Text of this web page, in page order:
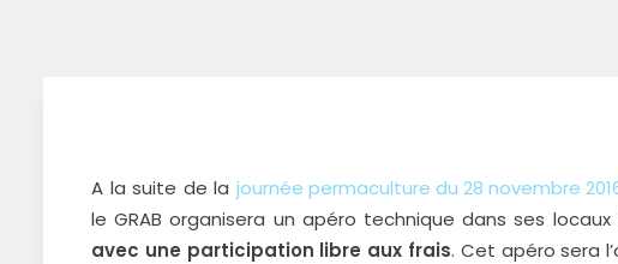
A la suite de la journée permaculture du 28 novembre
le GRAB organisera un apéro technique dans ses locaux
avec une participation libre aux frais. Cet apéro sera